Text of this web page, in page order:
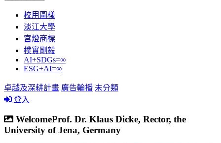
校用圖樣
淡江大學
宮燈商標
樸實剛毅
AI+SDGs=∞
ESG+AI=∞
卓越及深耕計畫 廣告輪播 未分類
登入
WelcomeProf. Dr. Klaus Dicke, Rector, the
University of Jena, Germany